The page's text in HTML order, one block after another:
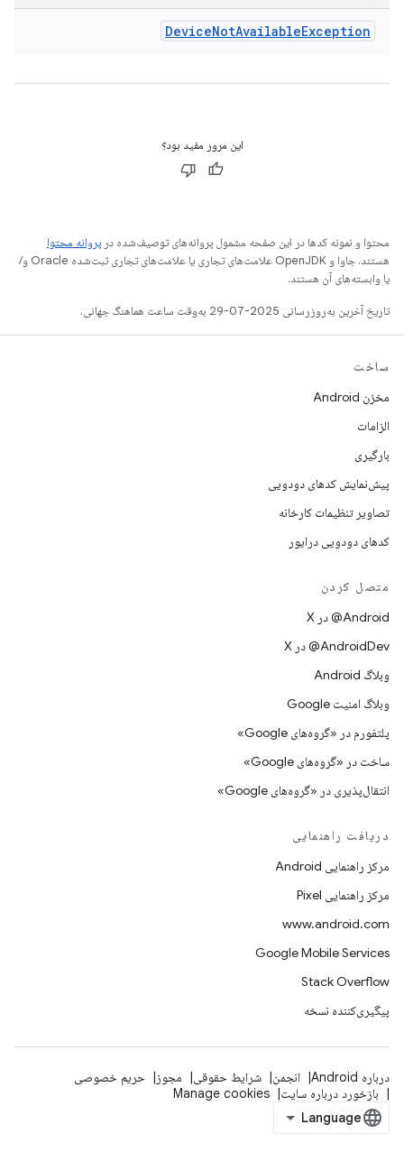
DeviceNotAvailableException
این مرور مفید بود؟
محتوا و نمونه کدها در این صفحه مشمول پروانه‌های توصیف‌شده در پروانه محتوا
هستند. جاوا و OpenJDK علامت‌های تجاری یا علامت‌های تجاری ثبت‌شده Oracle و/
یا وابسته‌های آن هستند.
تاریخ آخرین به‌روزرسانی 2025-07-29 به‌وقت ساعت هماهنگ جهانی.
ساخت
مخزن Android
الزامات
بارگیری
پیش‌نمایش کدهای دودویی
تصاویر تنظیمات کارخانه
کدهای دودویی درایور
متصل کردن
‫‎@Android در X
‫‎@AndroidDev در X
وبلاگ Android
وبلاگ امنیت Google
پلتفورم در «گروه‌های Google»
ساخت در «گروه‌های Google»
انتقال‌پذیری در «گروه‌های Google»
دریافت راهنمایی
مرکز راهنمایی Android
مرکز راهنمایی Pixel
www.android.com
Google Mobile Services
Stack Overflow
پیگیری‌کننده نسخه
درباره Android انجمن شرایط حقوقی مجوز
حریم خصوصی
بازخورد درباره سایت
Manage cookies